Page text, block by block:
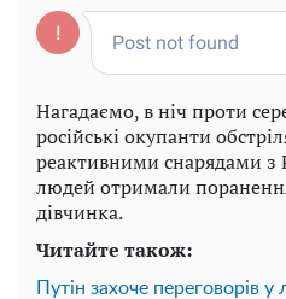
Нагадаємо, в ніч проти
російські окупанти
реактивними снарядами з
людей отримали
дівчинка.
Читайте також:
Путін захоче переговорів